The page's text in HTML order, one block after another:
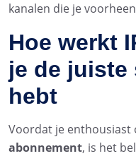
kanalen die je
Hoe werkt
je de
hebt
Voordat je enthousiast
abonnement, is het